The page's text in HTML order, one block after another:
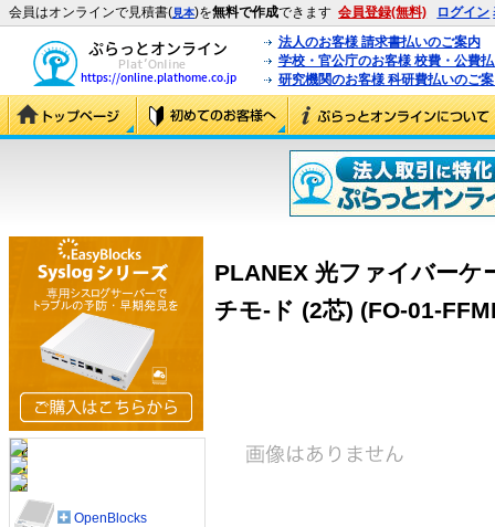
会員はオンラインで見積書(見本)を無料で作成できます 会員登録(無料) ログイン
法人のお客様 請求書払いのご案内
学校・官公庁のお客様 校費・公費
研究機関のお客様 科研費払いのご
PLANEX 光ファイバーケ
チモ-ド (2芯) (FO-01-
OpenBlocks